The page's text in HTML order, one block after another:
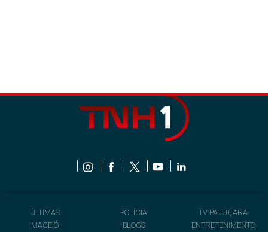
ÚLTIMAS
MACEIÓ
POLÍCIA
BLOGS
TV PAJUÇARA
ENTRETENIMENTO